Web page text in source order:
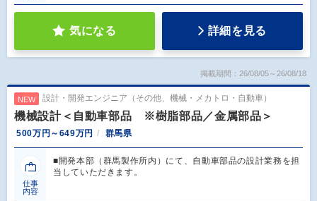
気になる 詳細を見る
掲載期間：26/08/05～26/08/18
NEW 設計・開発エンジニア（その他、機械・メカトロ・自動車）
機械設計＜自動車部品 ※樹脂部品／金属部品＞
500万円～649万円 群馬県
仕事
内容
■開発本部（群馬製作所内）にて、自動車部品の設計業務を担
当していただきます。